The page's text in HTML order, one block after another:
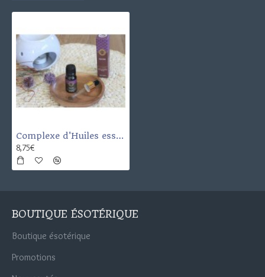
Complexe d'Huiles essentielles Sérénité 10 ml
8,75€
BOUTIQUE ÉSOTÉRIQUE
Boutique ésotérique
Promotions